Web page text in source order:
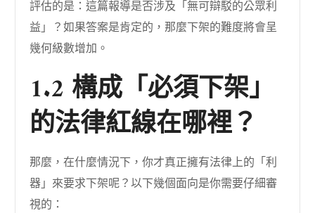
評估的是：這篇報導是否涉及「無可辯駁的公眾利
益」？如果答案是肯定的，那麼下架的難度將會呈
幾何級數增加。
1.2 構成「必須下架」
的法律紅線在哪裡？
那麼，在什麼情況下，你才真正擁有法律上的「利
器」來要求下架呢？以下幾個面向是你需要仔細審
視的：